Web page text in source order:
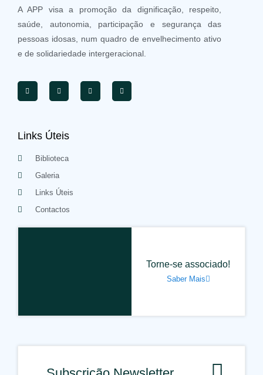
A APP visa a promoção da dignificação, respeito,
saúde, autonomia, participação e segurança das
pessoas idosas, num quadro de envelhecimento ativo
e de solidariedade intergeracional.
Links Úteis
Biblioteca
Galeria
Links Úteis
Contactos
Torne-se associado!
Saber Mais